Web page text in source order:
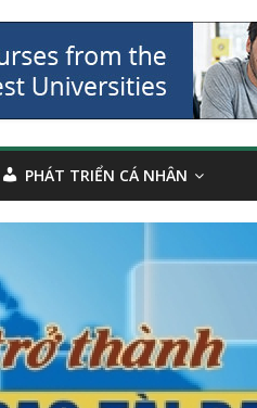
PHÁT TRIỂN CÁ NHÂN